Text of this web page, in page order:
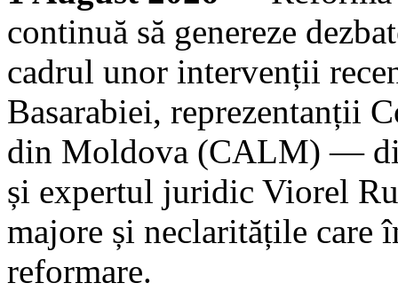
continuă să genereze
cadrul unor intervenții
Basarabiei, reprezentanții
din Moldova (CALM) —
și expertul juridic Viorel
majore și neclaritățile care
reformare.